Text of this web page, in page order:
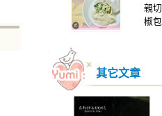
親
椒
其它文章